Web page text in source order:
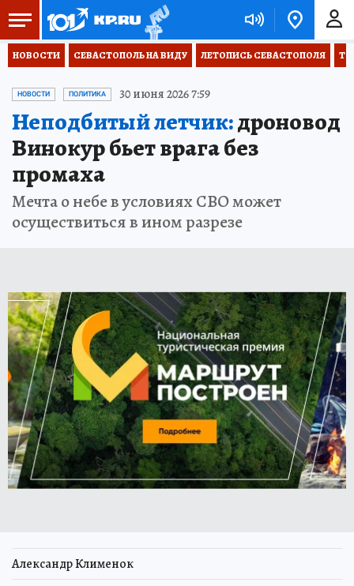
НОВОСТИ СЕВАСТОПОЛЬ НА ВИДУ ЛЕТОПИСЬ СЕВАСТОПОЛЯ
НОВОСТИ ПОЛИТИКА 30 июня 2026 7:59
Неподбитый летчик:дроновод
Винокур бьет врага без
промаха
Мечта о небе в условиях СВО может
осуществиться в ином разрезе
Александр Клименок